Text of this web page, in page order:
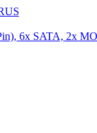
6x SATA, 2x